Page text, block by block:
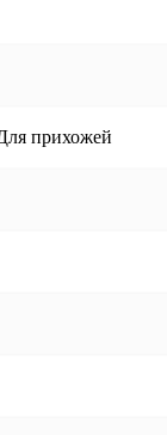
прихожей